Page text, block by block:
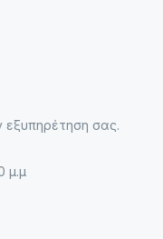
εξυπηρέτηση σας.
μ.μ